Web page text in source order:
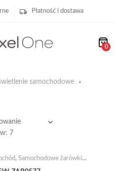
Płatność i dostawa
0
samochodowe
7
, Samochodowe żarówki